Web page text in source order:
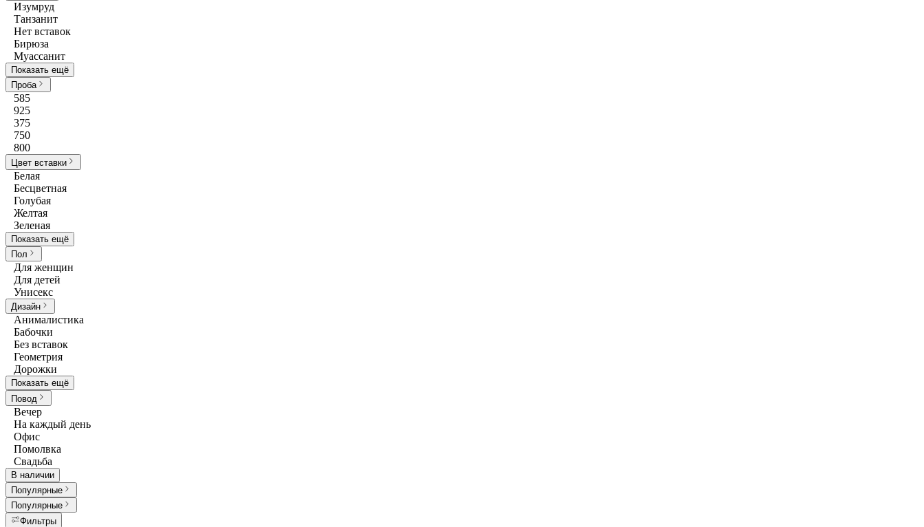
Изумруд
Танзанит
Нет вставок
Бирюза
Муассанит
Показать ещё
Проба
585
925
375
750
800
Цвет вставки
Белая
Бесцветная
Голубая
Желтая
Зеленая
Показать ещё
Пол
Для женщин
Для детей
Унисекс
Дизайн
Анималистика
Бабочки
Без вставок
Геометрия
Дорожки
Показать ещё
Повод
Вечер
На каждый день
Офис
Помолвка
Свадьба
В наличии
Популярные
Популярные
Фильтры